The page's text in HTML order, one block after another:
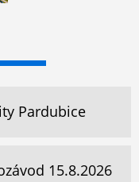
Pardubice
15.8.2026